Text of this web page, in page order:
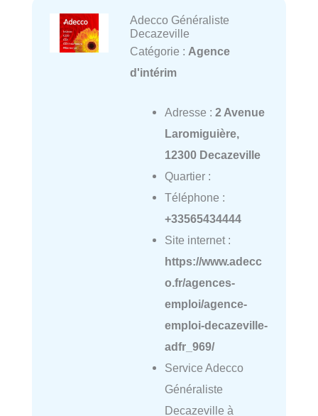
Adecco Généraliste
Decazeville
Catégorie : Agence
d'intérim
Adresse : 2 Avenue
Laromiguière,
12300 Decazeville
Quartier :
Téléphone :
+33565434444
Site internet :
https://www.adecc
o.fr/agences-
emploi/agence-
emploi-decazeville-
adfr_969/
Service Adecco
Généraliste
Decazeville à